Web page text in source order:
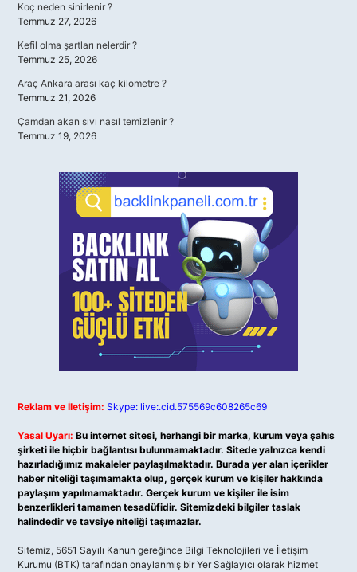
Koç neden sinirlenir ?
Temmuz 27, 2026
Kefil olma şartları nelerdir ?
Temmuz 25, 2026
Araç Ankara arası kaç kilometre ?
Temmuz 21, 2026
Çamdan akan sıvı nasıl temizlenir ?
Temmuz 19, 2026
Reklam ve İletişim: Skype: live:.cid.575569c608265c69
Yasal Uyarı: Bu internet sitesi, herhangi bir marka, kurum veya şahıs
şirketi ile hiçbir bağlantısı bulunmamaktadır. Sitede yalnızca kendi
hazırladığımız makaleler paylaşılmaktadır. Burada yer alan içerikler
haber niteliği taşımamakta olup, gerçek kurum ve kişiler hakkında
paylaşım yapılmamaktadır. Gerçek kurum ve kişiler ile isim
benzerlikleri tamamen tesadüfidir. Sitemizdeki bilgiler taslak
halindedir ve tavsiye niteliği taşımazlar.
Sitemiz, 5651 Sayılı Kanun gereğince Bilgi Teknolojileri ve İletişim
Kurumu (BTK) tarafından onaylanmış bir Yer Sağlayıcı olarak hizmet